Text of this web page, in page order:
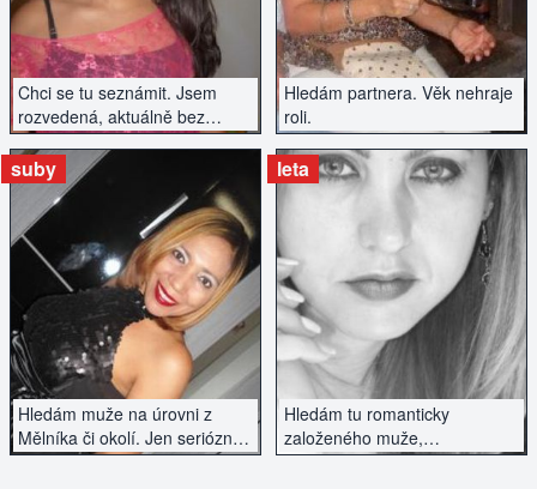
Chci se tu seznámit. Jsem
rozvedená, aktuálně bez
jakýchkoliv závazků. Mám
ráda cestování, turistiku,
přírodu a zvířata.
Hledám partnera. Věk nehraje
roli.
Hledám muže na úrovni z
Mělníka či okolí. Jen seriózně,
ne vitpálci, tak napište.
suby
ZOBRAZIT INZERÁT
Hledám tu romanticky
založeného muže,
inteligentního a vysoké
leta
ZOBRAZIT INZERÁT